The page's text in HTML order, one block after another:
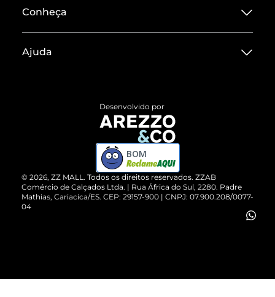
Conheça
Termos de Uso
ZZ MALL é confiável
Cartão Presente
Vendas Corporativas
Ajuda
Devolução do Produto
Compre pelo WhatsApp
© 2026, ZZ MALL. Todos os direitos reservados. ZZAB
Comércio de Calçados Ltda. | Rua África do Sul, 2280. Padre
Mathias, Cariacica/ES. CEP: 29157-900 | CNPJ: 07.900.208/0077-
04
Desenvolvido por
BOM